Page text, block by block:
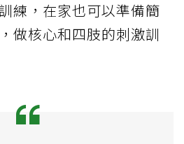
練，在家也可以準備簡
做核心和四肢的刺激訓